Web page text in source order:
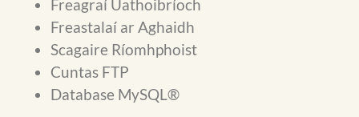
Freagraí Uathoibríoch
Freastalaí ar Aghaidh
Scagaire Ríomhphoist
Cuntas FTP
Database MySQL®